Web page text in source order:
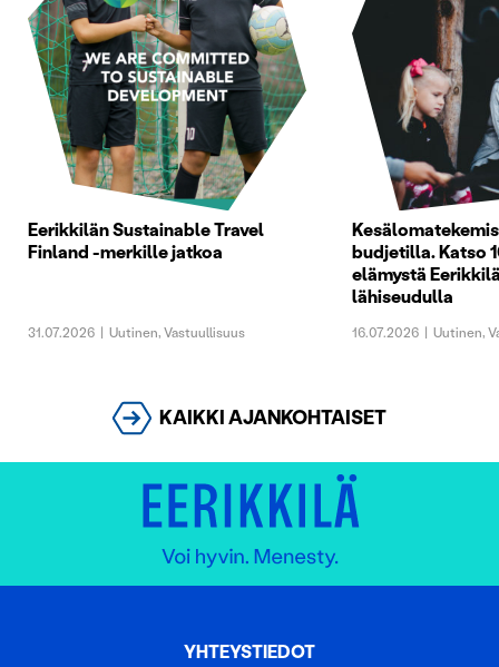
Eerikkilän Sustainable Travel
Finland -merkille jatkoa
31.07.2026 Uutinen,Vastuullisuus
budjetilla. Katso
elämystä
lähiseudulla
16.07.2026 Uutinen,
KAIKKI AJANKOHTAISET
YHTEYSTIEDOT